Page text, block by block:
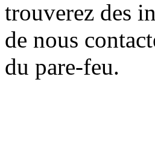
trouverez des
de nous
du pare-feu.